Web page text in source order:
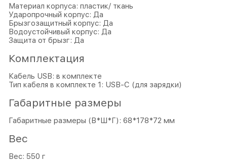
Материал корпуса: пластик/ ткань
Ударопрочный корпус: Да
Брызгозащитный корпус: Да
Водоустойчивый корпус: Да
Защита от брызг: Да
Комплектация
Кабель USB: в комплекте
Тип кабеля в комплекте 1: USB-С (для зарядки)
Габаритные размеры
Габаритные размеры (В*Ш*Г): 68*178*72 мм
Вес
Вес: 550 г